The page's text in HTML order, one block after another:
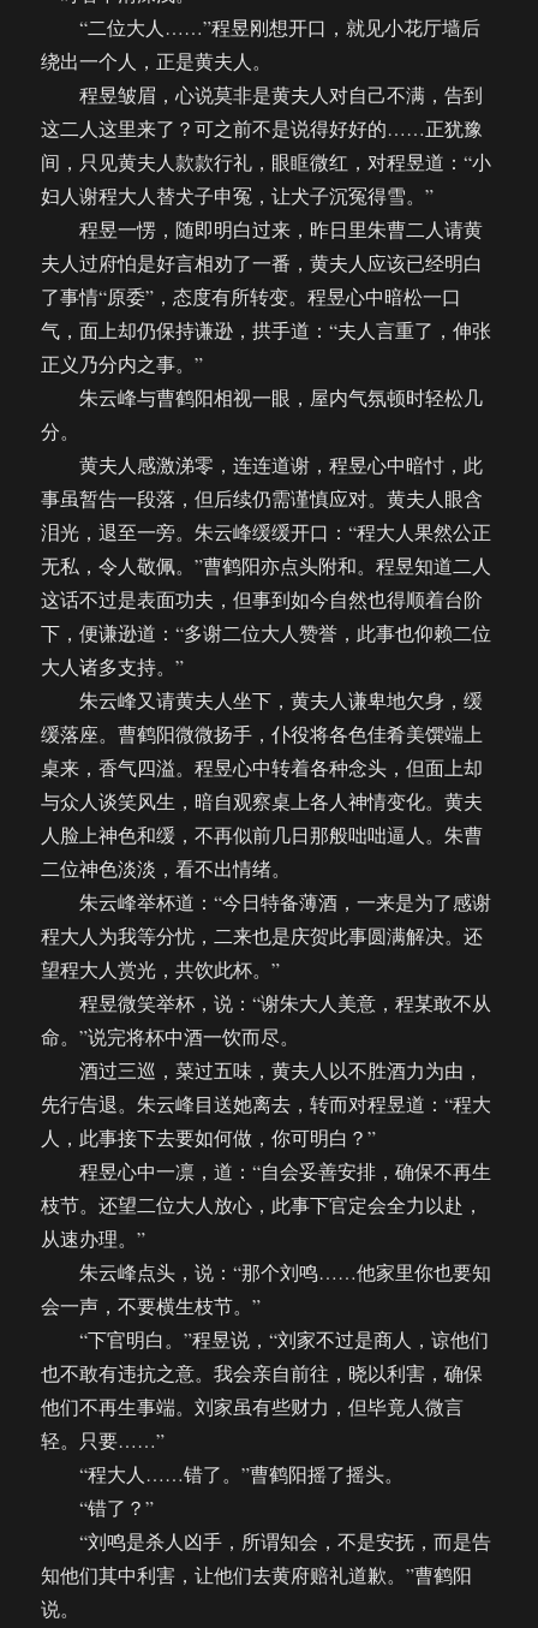
“二位大人……”程昱刚想开口，就见小花厅墙后
绕出一个人，正是黄夫人。
程昱皱眉，心说莫非是黄夫人对自己不满，告到
这二人这里来了？可之前不是说得好好的……正犹豫
间，只见黄夫人款款行礼，眼眶微红，对程昱道：“小
妇人谢程大人替犬子申冤，让犬子沉冤得雪。”
程昱一愣，随即明白过来，昨日里朱曹二人请黄
夫人过府怕是好言相劝了一番，黄夫人应该已经明白
了事情“原委”，态度有所转变。程昱心中暗松一口
气，面上却仍保持谦逊，拱手道：“夫人言重了，伸张
正义乃分内之事。”
朱云峰与曹鹤阳相视一眼，屋内气氛顿时轻松几
分。
黄夫人感激涕零，连连道谢，程昱心中暗忖，此
事虽暂告一段落，但后续仍需谨慎应对。黄夫人眼含
泪光，退至一旁。朱云峰缓缓开口：“程大人果然公正
无私，令人敬佩。”曹鹤阳亦点头附和。程昱知道二人
这话不过是表面功夫，但事到如今自然也得顺着台阶
下，便谦逊道：“多谢二位大人赞誉，此事也仰赖二位
大人诸多支持。”
朱云峰又请黄夫人坐下，黄夫人谦卑地欠身，缓
缓落座。曹鹤阳微微扬手，仆役将各色佳肴美馔端上
桌来，香气四溢。程昱心中转着各种念头，但面上却
与众人谈笑风生，暗自观察桌上各人神情变化。黄夫
人脸上神色和缓，不再似前几日那般咄咄逼人。朱曹
二位神色淡淡，看不出情绪。
朱云峰举杯道：“今日特备薄酒，一来是为了感谢
程大人为我等分忧，二来也是庆贺此事圆满解决。还
望程大人赏光，共饮此杯。”
程昱微笑举杯，说：“谢朱大人美意，程某敢不从
命。”说完将杯中酒一饮而尽。
酒过三巡，菜过五味，黄夫人以不胜酒力为由，
先行告退。朱云峰目送她离去，转而对程昱道：“程大
人，此事接下去要如何做，你可明白？”
程昱心中一凛，道：“自会妥善安排，确保不再生
枝节。还望二位大人放心，此事下官定会全力以赴，
从速办理。”
朱云峰点头，说：“那个刘鸣……他家里你也要知
会一声，不要横生枝节。”
“下官明白。”程昱说，“刘家不过是商人，谅他们
也不敢有违抗之意。我会亲自前往，晓以利害，确保
他们不再生事端。刘家虽有些财力，但毕竟人微言
轻。只要……”
“程大人……错了。”曹鹤阳摇了摇头。
“错了？”
“刘鸣是杀人凶手，所谓知会，不是安抚，而是告
知他们其中利害，让他们去黄府赔礼道歉。”曹鹤阳
说。